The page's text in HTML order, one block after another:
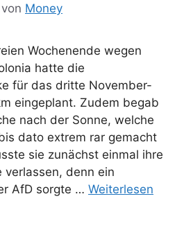
von Money
Wochenende wegen
hatte die
für das dritte November-
eingeplant. Zudem begab
nach der Sonne, welche
dato extrem rar gemacht
sie zunächst einmal ihre
verlassen, denn ein
AfD sorgte … Weiterlesen